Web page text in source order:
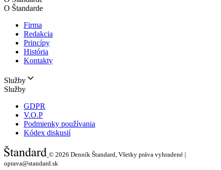
O Štandarde
Firma
Redakcia
Princípy
História
Kontakty
Služby
Služby
GDPR
V.O.P
Podmienky používania
Kódex diskusií
© 2026 Denník Štandard, Všetky práva vyhradené |
oprava@standard.sk